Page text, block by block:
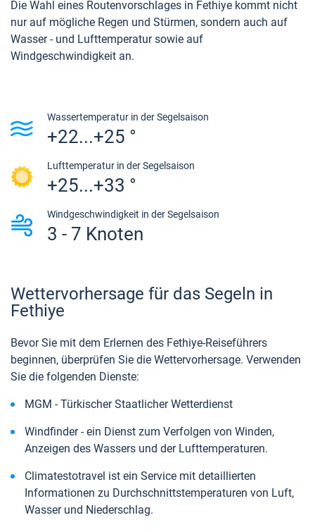
Die Wahl eines Routenvorschlages in Fethiye kommt nicht
nur auf mögliche Regen und Stürmen, sondern auch auf
Wasser - und Lufttemperatur sowie auf
Windgeschwindigkeit an.
Wassertemperatur in der Segelsaison
+22...+25 °
Lufttemperatur in der Segelsaison
+25...+33 °
Windgeschwindigkeit in der Segelsaison
3 - 7 Knoten
Wettervorhersage für das Segeln in
Fethiye
Bevor Sie mit dem Erlernen des Fethiye-Reiseführers
beginnen, überprüfen Sie die Wettervorhersage. Verwenden
Sie die folgenden Dienste:
MGM - Türkischer Staatlicher Wetterdienst
Windfinder - ein Dienst zum Verfolgen von Winden,
Anzeigen des Wassers und der Lufttemperaturen.
Сlimatestotravel ist ein Service mit detaillierten
Informationen zu Durchschnittstemperaturen von Luft,
Wasser und Niederschlag.